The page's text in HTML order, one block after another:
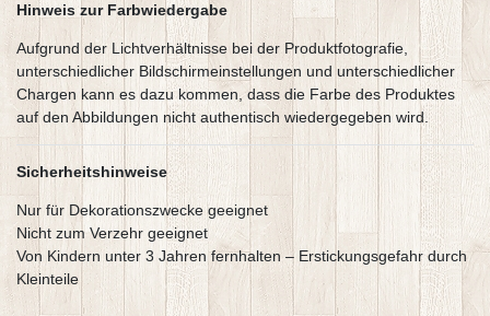
Hinweis zur Farbwiedergabe
Aufgrund der Lichtverhältnisse bei der Produktfotografie,
unterschiedlicher Bildschirmeinstellungen und unterschiedlicher
Chargen kann es dazu kommen, dass die Farbe des Produktes
auf den Abbildungen nicht authentisch wiedergegeben wird.
Sicherheitshinweise
Nur für Dekorationszwecke geeignet
Nicht zum Verzehr geeignet
Von Kindern unter 3 Jahren fernhalten – Erstickungsgefahr durch
Kleinteile